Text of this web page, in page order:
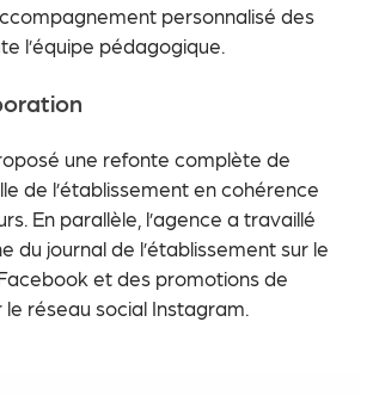
personnalisé des
l’équipe pédagogique.
une refonte complète de
de l’établissement en cohérence
En parallèle, l’agence a travaillé
du journal de l’établissement sur le
et des promotions de
réseau social Instagram.